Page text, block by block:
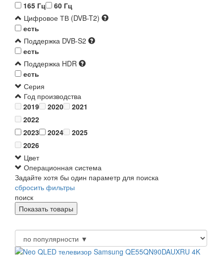
165 Гц
60 Гц
Цифровое ТВ (DVB-T2)
есть
Поддержка DVB-S2
есть
Поддержка HDR
есть
Серия
Год производства
2019
2020
2021
2022
2023
2024
2025
2026
Цвет
Операционная система
Задайте хотя бы один параметр для поиска
сбросить фильтры
поиск